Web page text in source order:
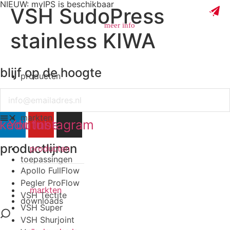
NIEUW: myIPS is beschikbaar
meer info
producten
markten
toepassingen
downloads
producten
markten
VSH SudoPress
stainless KIWA
blijf op de hoogte
YoutubeInstagram
productlijnen
Apollo FullFlow
Pegler ProFlow
VSH Tectite
VSH Super
VSH Shurjoint